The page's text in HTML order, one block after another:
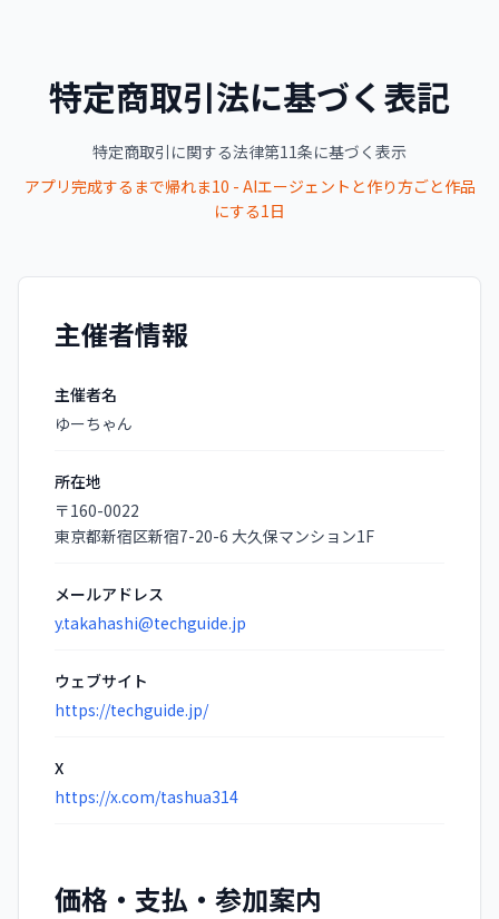
特定商取引法に基づく表記
特定商取引に関する法律第11条に基づく表示
アプリ完成するまで帰れま10 - AIエージェントと作り方ごと作品
にする1日
主催者情報
主催者名
ゆーちゃん
所在地
〒160-0022
東京都新宿区新宿7-20-6 大久保マンション1F
メールアドレス
y.takahashi@techguide.jp
ウェブサイト
https://techguide.jp/
X
https://x.com/tashua314
価格・支払・参加案内